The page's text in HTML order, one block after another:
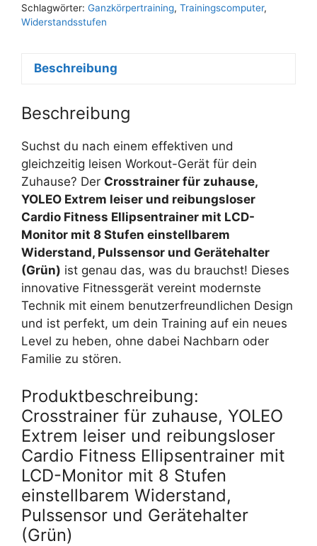
Schlagwörter: Ganzkörpertraining, Trainingscomputer,
Widerstandsstufen
Beschreibung
Beschreibung
Suchst du nach einem effektiven und
gleichzeitig leisen Workout-Gerät für dein
Zuhause? Der Crosstrainer für zuhause,
YOLEO Extrem leiser und reibungsloser
Cardio Fitness Ellipsentrainer mit LCD-
Monitor mit 8 Stufen einstellbarem
Widerstand, Pulssensor und Gerätehalter
(Grün) ist genau das, was du brauchst! Dieses
innovative Fitnessgerät vereint modernste
Technik mit einem benutzerfreundlichen Design
und ist perfekt, um dein Training auf ein neues
Level zu heben, ohne dabei Nachbarn oder
Familie zu stören.
Produktbeschreibung:
Crosstrainer für zuhause, YOLEO
Extrem leiser und reibungsloser
Cardio Fitness Ellipsentrainer mit
LCD-Monitor mit 8 Stufen
einstellbarem Widerstand,
Pulssensor und Gerätehalter
(Grün)